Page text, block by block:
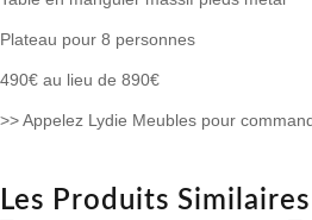
Plateau pour 8 personnes
490€ au lieu de 890€
>> Appelez Lydie Meubles pour
Les Produits Similaires